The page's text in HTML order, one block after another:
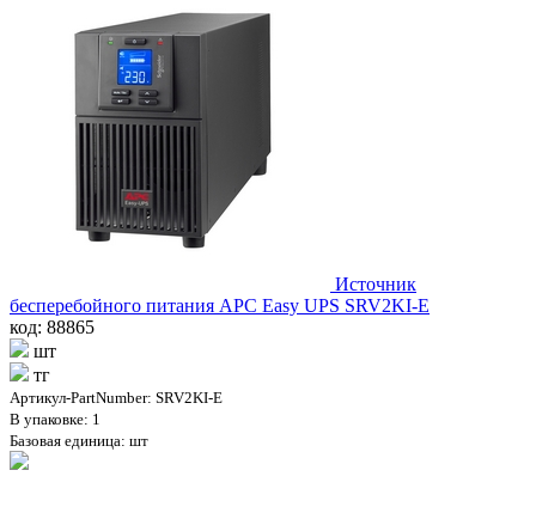
Источник
бесперебойного питания APC Easy UPS SRV2KI-E
код: 88865
шт
тг
Артикул-PartNumber: SRV2KI-E
В упаковке: 1
Базовая единица: шт